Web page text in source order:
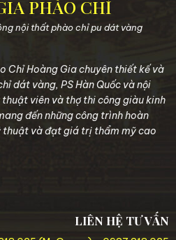
PHÀO CHỈ
nội thất phào chỉ pu dát vàng
Chỉ Hoàng Gia chuyên thiết kế và
dát vàng, PS Hàn Quốc và nội
viên và thợ thi công giàu kinh
đến những công trình hoàn
thuật và đạt giá trị thẩm mỹ cao
LIÊN HỆ TƯ VẤN